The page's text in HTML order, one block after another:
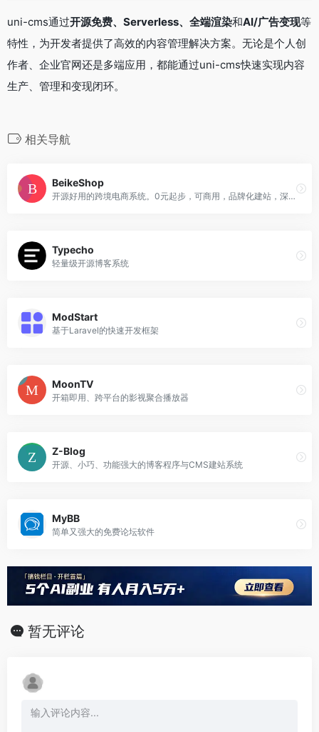
uni-cms通过开源免费、Serverless、全端渲染和AI/广告变现等
特性，为开发者提供了高效的内容管理解决方案。无论是个人创
作者、企业官网还是多端应用，都能通过uni-cms快速实现内容
生产、管理和变现闭环。
相关导航
BeikeShop
开源好用的跨境电商系统。0元起步，可商用，品牌化建站，深受独立站卖家喜爱
Typecho
轻量级开源博客系统
ModStart
基于Laravel的快速开发框架
MoonTV
开箱即用、跨平台的影视聚合播放器
Z-Blog
开源、小巧、功能强大的博客程序与CMS建站系统
MyBB
简单又强大的免费论坛软件
暂无评论